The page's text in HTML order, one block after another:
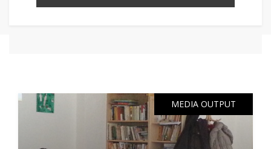
MEDIA OUTPUT